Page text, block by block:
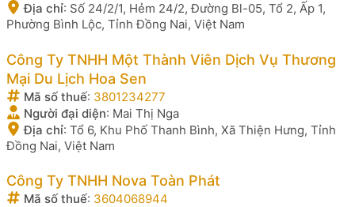
Địa chỉ: Số 24/2/1, Hẻm 24/2, Đường Bl-05, Tổ 2, Ấp 1,
Phường Bình Lộc, Tỉnh Đồng Nai, Việt Nam
Công Ty TNHH Một Thành Viên Dịch Vụ Thương
Mại Du Lịch Hoa Sen
Mã số thuế: 3801234277
Người đại diện: Mai Thị Nga
Địa chỉ: Tổ 6, Khu Phố Thanh Bình, Xã Thiện Hưng, Tỉnh
Đồng Nai, Việt Nam
Công Ty TNHH Nova Toàn Phát
Mã số thuế: 3604068944